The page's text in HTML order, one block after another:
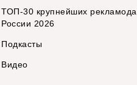
ТОП-30 крупнейших
России 2026
Подкасты
Видео